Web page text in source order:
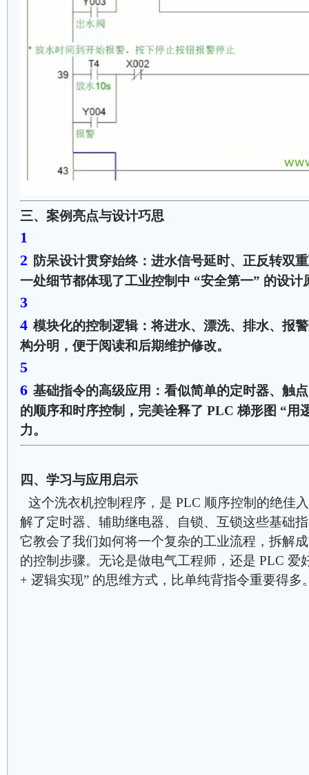
三、案例亮点与设计巧思
防呆设计贯穿始终：进水信号延时、正反转双
一处细节都体现了工业控制中 “安全第一” 的设计
模块化的控制逻辑：将进水、漂洗、排水、报
构分明，便于阅读和后期维护修改。
基础指令的高级应用：看似简单的定时器、触
的顺序和时序控制，完美诠释了 PLC 梯形图 “用
力。
四、学习与应用启示
这个洗衣机控制程序，是 PLC 顺序控制的绝佳
解了定时器、辅助继电器、自锁、互锁这些基础
它教会了我们如何将一个复杂的工业流程，拆解
的控制步骤。无论是做电气工程师，还是 PLC 爱
+ 逻辑实现” 的思维方式，比单纯背指令重要得多